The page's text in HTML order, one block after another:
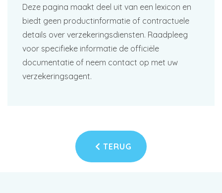
Deze pagina maakt deel uit van een lexicon en
biedt geen productinformatie of contractuele
details over verzekeringsdiensten. Raadpleeg
voor specifieke informatie de officiële
documentatie of neem contact op met uw
verzekeringsagent.
TERUG